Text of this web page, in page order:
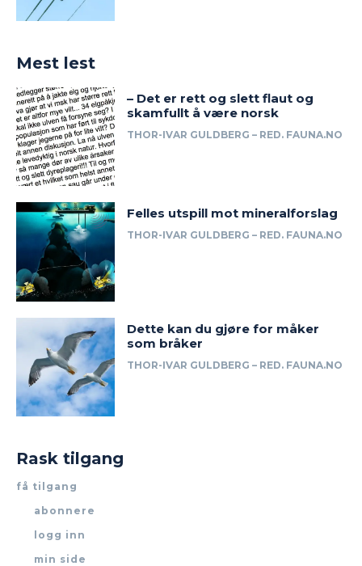
Mest lest
– Det er rett og slett flaut og
skamfullt å være norsk
THOR-IVAR GULDBERG – RED. FAUNA.NO
Felles utspill mot mineralforslag
THOR-IVAR GULDBERG – RED. FAUNA.NO
Dette kan du gjøre for måker
som bråker
THOR-IVAR GULDBERG – RED. FAUNA.NO
Rask tilgang
få tilgang
abonnere
logg inn
min side